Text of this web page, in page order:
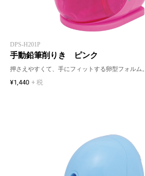
DPS-H201P
手動鉛筆削りき ピンク
押さえやすくて、手にフィットする卵型フォルム。
¥1,440 + 税